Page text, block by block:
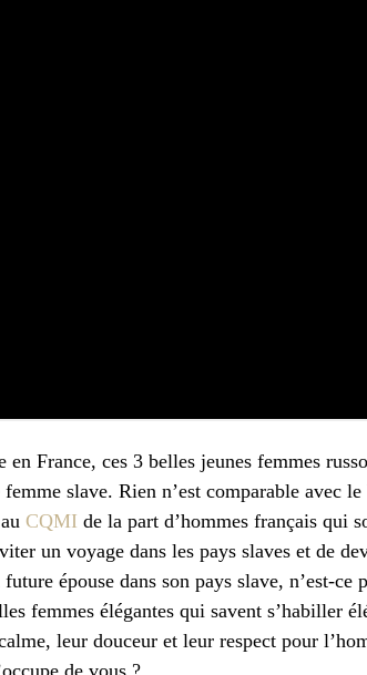
France, ces 3 belles jeunes femmes
slave. Rien n’est comparable avec
CQMI de la part d’hommes français qui
un voyage dans les pays slaves et de
épouse dans son pays slave, n’est-ce
femmes élégantes qui savent s’habiller
leur douceur et leur respect pour
de vous ?